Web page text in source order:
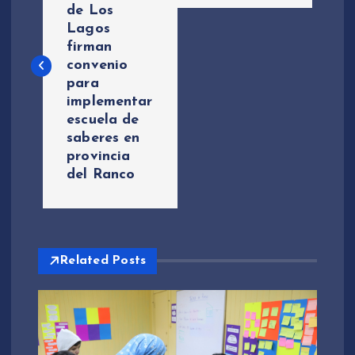
e
ó
n
d
de Los
Lagos
firman
convenio
para
implementar
escuela de
saberes en
provincia
del Ranco
Related Posts